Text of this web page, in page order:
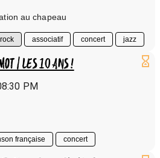
au chapeau
rock associatif concert jazz
| LES 10 ANS !
PM
française concert